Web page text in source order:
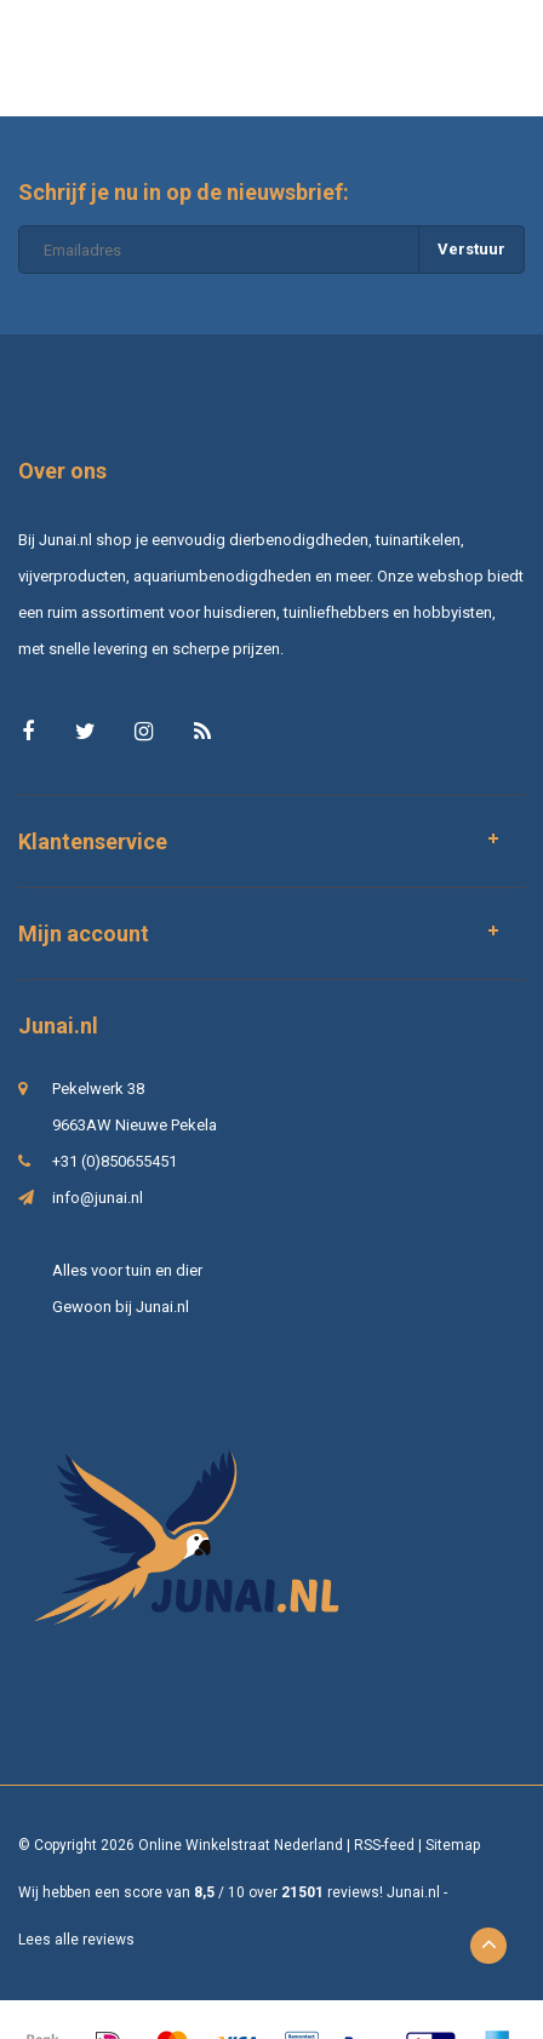
Schrijf je nu in op de nieuwsbrief:
Verstuur
Over ons
Bij Junai.nl shop je eenvoudig dierbenodigdheden, tuinartikelen,
vijverproducten, aquariumbenodigdheden en meer. Onze webshop biedt
een ruim assortiment voor huisdieren, tuinliefhebbers en hobbyisten,
met snelle levering en scherpe prijzen.
Klantenservice
Mijn account
Junai.nl
Pekelwerk 38
9663AW Nieuwe Pekela
+31 (0)850655451
info@junai.nl
Alles voor tuin en dier
Gewoon bij Junai.nl
© Copyright 2026 Online Winkelstraat Nederland RSS-feed Sitemap
Wij hebben een score van 8,5 / 10 over 21501 reviews! Junai.nl -
Lees alle reviews